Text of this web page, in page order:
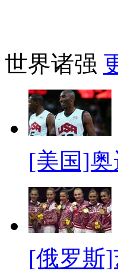
世界诸强
[美国]
[俄罗斯